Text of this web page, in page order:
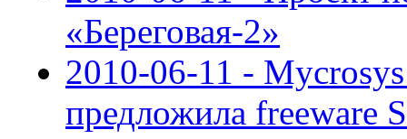
«Береговая-2»
2010-06-11 -
предложила freeware